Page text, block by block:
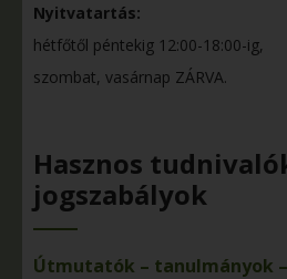
Nyitvatartás:
hétfőtől péntekig 12:00-18:00-ig,
szombat, vasárnap ZÁRVA.
Hasznos
jogszabályok
Útmutatók – tanulmányok